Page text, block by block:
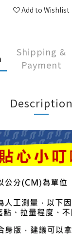
Add to Wishlist
Shipping &
Payment
Description